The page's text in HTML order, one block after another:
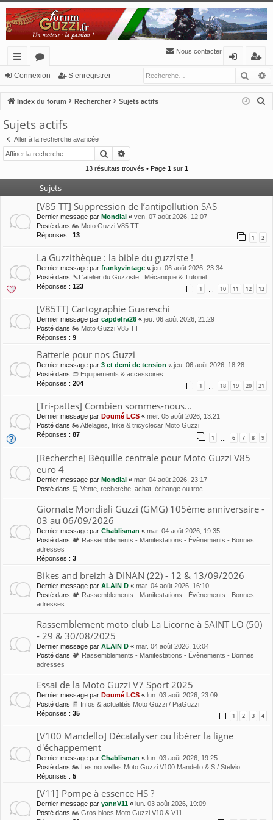
cc
ès
ra
pi
de
or
u
m
Nous contacter
n
ne
’e
nr
eg
Connexion S’enregistrer
Index du forum Rechercher Sujets actifs
c
Sujets actifs
Aller à la recherche avancée
Rechercher
13 résultats trouvés • Page 1sur 1
Sujets
[V85 TT] Suppression de l’antipollution SAS
Dernier message par Mondial « ven. 07 août 2026, 12:07
Posté dans 🏍 Moto Guzzi V85 TT
Réponses : 13 1 2
La Guzzithèque : la bible du guzziste !
Dernier message par frankyvintage « jeu. 06 août 2026, 23:34
Posté dans 🔧L'atelier du Guzziste : Mécanique & Tutoriel
Réponses : 123 1 … 10 11 12 13
[V85TT] Cartographie Guareschi
Dernier message par capdefra26 « jeu. 06 août 2026, 21:29
Posté dans 🏍 Moto Guzzi V85 TT
Réponses : 9
Batterie pour nos Guzzi
Dernier message par 3 et demi de tension « jeu. 06 août 2026, 18:28
Posté dans 👝 Equipements & accessoires
Réponses : 204 1 … 18 19 20 21
[Tri-pattes] Combien sommes-nous...
Dernier message par Doumé LCS « mer. 05 août 2026, 13:21
Posté dans 🏍 Attelages, trike & tricyclecar Moto Guzzi
Réponses : 87 1 6 7 8 9
[Recherche] Béquille centrale pour Moto Guzzi V85
euro 4
Dernier message par Mondial « mar. 04 août 2026, 23:17
Posté dans 🛒 Vente, recherche, achat, échange ou troc...
Giornate Mondiali Guzzi (GMG) 105ème anniversaire -
03 au 06/09/2026
Dernier message par Chablisman « mar. 04 août 2026, 19:35
Posté dans 🏕 Rassemblements - Manifestations - Évènements - Bonnes
adresses
Réponses : 3
Bikes and breizh à DINAN (22) - 12 & 13/09/2026
Dernier message par ALAIN D « mar. 04 août 2026, 16:10
Posté dans 🏕 Rassemblements - Manifestations - Évènements - Bonnes
adresses
Rassemblement moto club La Licorne à SAINT LO (50)
- 29 & 30/08/2025
Dernier message par ALAIN D « mar. 04 août 2026, 16:04
Posté dans 🏕 Rassemblements - Manifestations - Évènements - Bonnes
adresses
Essai de la Moto Guzzi V7 Sport 2025
Dernier message par Doumé LCS « lun. 03 août 2026, 23:09
Posté dans 🧾 Infos & actualités Moto Guzzi / PiaGuzzi
Réponses : 35 1 2 3 4
[V100 Mandello] Décatalyser ou libérer la ligne
d'échappement
Dernier message par Chablisman « lun. 03 août 2026, 19:25
Posté dans 🏍 Les nouvelles Moto Guzzi V100 Mandello & S / Stelvio
Réponses : 5
[V11] Pompe à essence HS ?
Dernier message par yannV11 « lun. 03 août 2026, 19:09
Posté dans 🏍 Gros blocs Moto Guzzi V10 & V11